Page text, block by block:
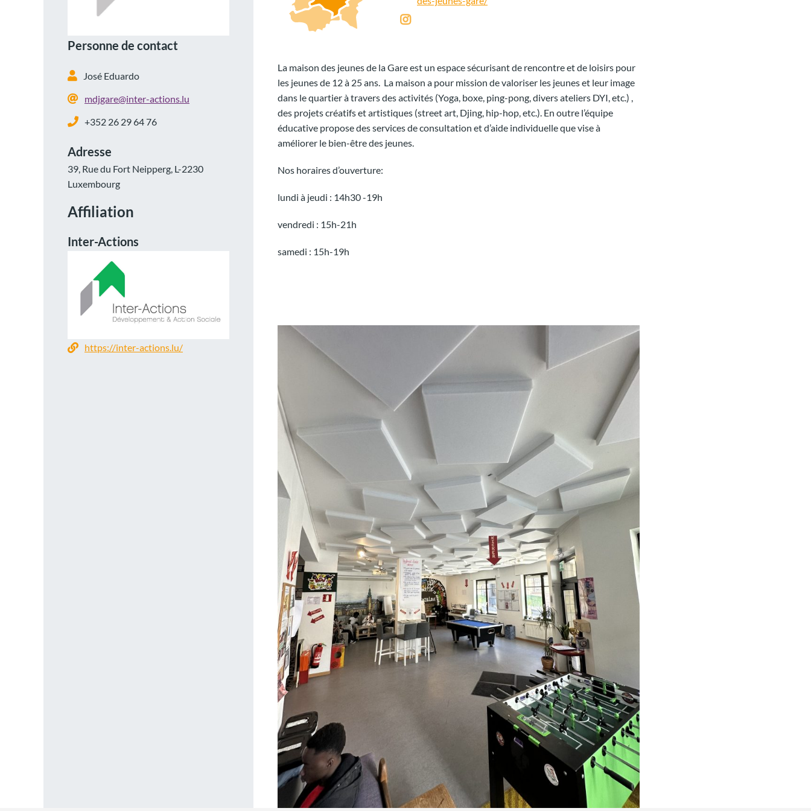
Personne de contact
José Eduardo
mdjgare@inter-actions.lu
+352 26 29 64 76
Adresse
39, Rue du Fort Neipperg, L-2230
Luxembourg
Affiliation
Inter-Actions
https://inter-actions.lu/
La maison des jeunes de la Gare est un espace sécurisant de rencontre et de loisirs pour
les jeunes de 12 à 25 ans. La maison a pour mission de valoriser les jeunes et leur image
dans le quartier à travers des activités (Yoga, boxe, ping-pong, divers ateliers DYI, etc.) ,
des projets créatifs et artistiques (street art, Djing, hip-hop, etc.). En outre l’équipe
éducative propose des services de consultation et d’aide individuelle que vise à
améliorer le bien-être des jeunes.
Nos horaires d’ouverture:
lundi à jeudi : 14h30 -19h
vendredi : 15h-21h
samedi : 15h-19h